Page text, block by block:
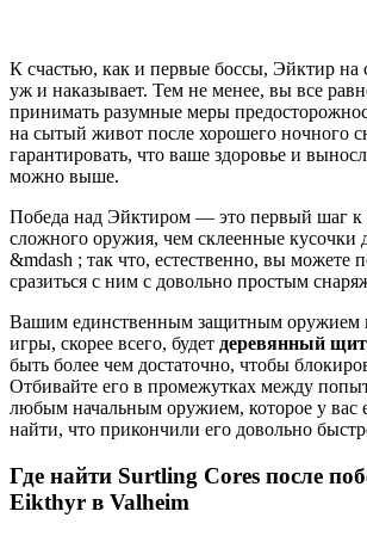
К счастью, как и первые боссы, Эйктир на
уж и наказывает. Тем не менее, вы все
принимать разумные меры
на сытый живот после хорошего ночного
гарантировать, что ваше здоровье и
можно выше.
Победа над Эйктиром — это первый шаг к
сложного оружия, чем склеенные кусочки
&mdash ; так что, естественно, вы можете
сразиться с ним с довольно простым
Вашим единственным защитным оружием
игры, скорее всего, будет деревянный щит
быть более чем достаточно, чтобы
Отбивайте его в промежутках между
любым начальным оружием, которое у
найти, что прикончили его довольно
Где найти Surtling Cores после
Eikthyr в Valheim